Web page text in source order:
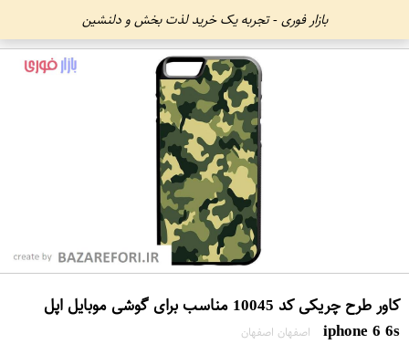
بازار فوری - تجربه یک خرید لذت بخش و دلنشین
کاور طرح چریکی کد 10045 مناسب برای گوشی موبایل اپل
iphone 6 6s
اصفهان اصفهان